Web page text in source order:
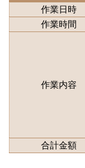
作業日時
作業時間
作業内容
合計金額